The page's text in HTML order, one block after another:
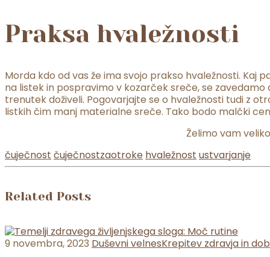
Praksa hvaležnosti
Morda kdo od vas že ima svojo prakso hvaležnosti. Kaj
na listek in pospravimo v kozarček sreče, se
trenutek doživeli. Pogovarjajte se o hvaležnosti tudi z
listkih čim manj materialne sreče. Tako bodo malčki
Želimo vam
čuječnost čuječnostzaotroke hvaležnost ustvarjanje
Related Posts
9 novembra, 2023 Duševni velnesKrepitev zdravja in